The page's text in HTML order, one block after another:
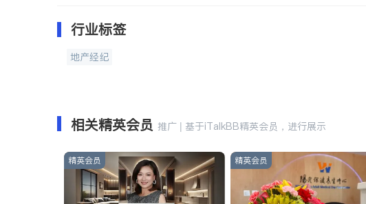
行业标签
地产经纪
相关精英会员 推广 | 基于iTalkBB精英会员，进行展示
精英会员 精英会员